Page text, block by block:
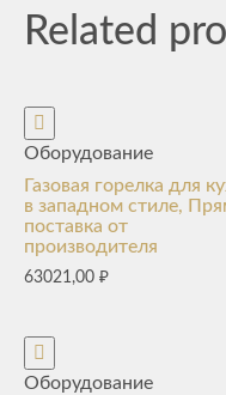
Related
Оборудование
Газовая горелка для
в западном стиле,
поставка от
производителя
63021,00 ₽
Оборудование